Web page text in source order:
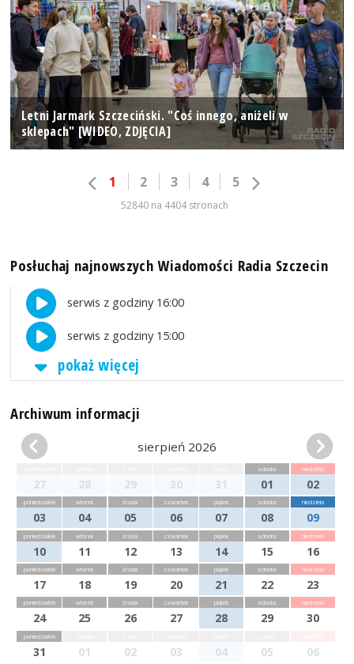
Letni Jarmark Szczeciński. "Coś innego, aniżeli w
sklepach" [WIDEO, ZDJĘCIA]
1 2 3 4 5
52840 na 4404 stronach
Posłuchaj najnowszych Wiadomości Radia Szczecin
serwis z godziny 16:00
serwis z godziny 15:00
pokaż więcej
Archiwum informacji
sierpień 2026
27 28 29 30 31
sobota
01
niedziela
02
poniedziałek
03
wtorek
04
środa
05
czwartek
06
piątek
07
sobota
08
niedziela
09
poniedziałek
10
wtorek
11
środa
12
czwartek
13
piątek
14
sobota
15
niedziela
16
poniedziałek
17
wtorek
18
środa
19
czwartek
20
piątek
21
sobota
22
niedziela
23
poniedziałek
24
wtorek
25
środa
26
czwartek
27
piątek
28
sobota
29
niedziela
30
poniedziałek
31 01 02 03 04 05 06